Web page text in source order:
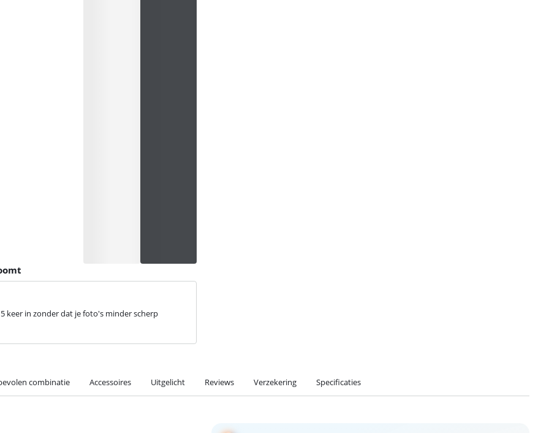
keer in zonder dat je foto's minder scherp
combinatie Accessoires Uitgelicht Reviews Verzekering Specificaties